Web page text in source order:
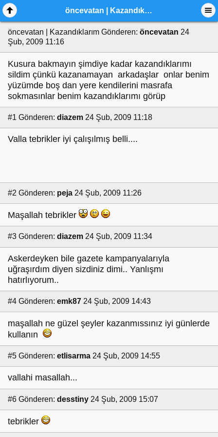
öncevatan | Kazandıklarım
öncevatan | Kazandıklarım Gönderen: öncevatan 24
Şub, 2009 11:16
Kusura bakmayın şimdiye kadar kazandıklarımı
sildim çünkü kazanamayan arkadaşlar onlar benim
yüzümde boş dan yere kendilerini masrafa
sokmasınlar benim kazandıklarımı görüp
#1 Gönderen: diazem 24 Şub, 2009 11:18
Valla tebrikler iyi çalışılmış belli....
#2 Gönderen: peja 24 Şub, 2009 11:26
Maşallah tebrikler
#3 Gönderen: diazem 24 Şub, 2009 11:34
Askerdeyken bile gazete kampanyalarıyla
uğraşırdım diyen sizdiniz dimi.. Yanlışmı
hatırlıyorum..
#4 Gönderen: emk87 24 Şub, 2009 14:43
maşallah ne güzel şeyler kazanmıssınız iyi günlerde
kullanın
#5 Gönderen: etlisarma 24 Şub, 2009 14:55
vallahi masallah...
#6 Gönderen: desstiny 24 Şub, 2009 15:07
tebrikler